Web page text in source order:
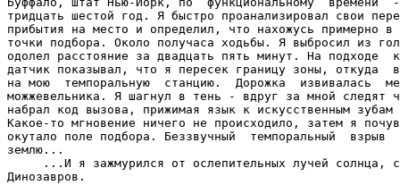
тридцать шестой год. Я быстро проанализировал свои
прибытия на место и определил, что нахожусь примерно
точки подбора. Около получаса ходьбы. Я выбросил из
одолел расстояние за двадцать пять минут. На подходе
датчик показывал, что я пересек границу зоны, откуда
на мою  темпоральную  станцию.  Дорожка  извивалась
можжевельника. Я шагнул в тень - вдруг за мной
набрал код вызова, прижимая язык к искусственным
Какое-то мгновение ничего не происходило, затем я
окутало поле подбора. Беззвучный  темпоральный
землю...
...И я зажмурился от ослепительных лучей солнца,
Динозавров.